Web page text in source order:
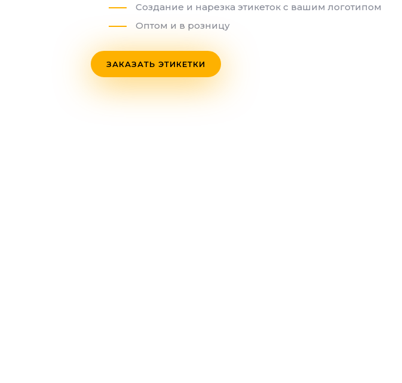
Создание и нарезка этикеток с вашим логотипом
Оптом и в розницу
ЗАКАЗАТЬ ЭТИКЕТКИ